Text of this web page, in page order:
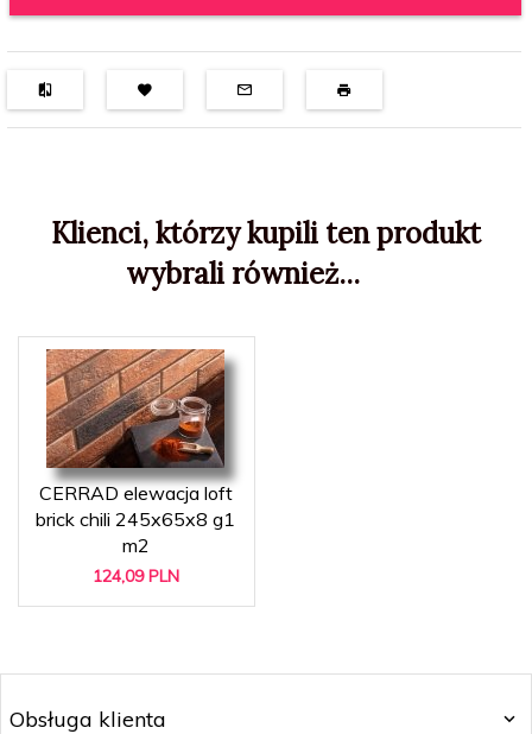
Klienci, którzy kupili ten produkt
wybrali również...
CERRAD elewacja loft
brick chili 245x65x8 g1
m2
124,09 PLN
Obsługa klienta